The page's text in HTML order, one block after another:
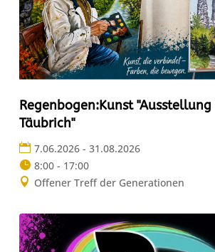
Regenbogen:Kunst "Ausstellung
Täubrich"
7.06.2026 - 31.08.2026
8:00 - 17:00
Offener Treff der Generationen